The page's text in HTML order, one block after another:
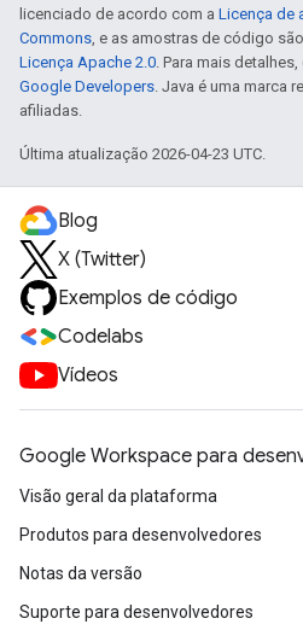
licenciado de acordo com a Licença de
Commons, e as amostras de código
Licença Apache 2.0. Para mais
Google Developers. Java é uma marca
afiliadas.
Última atualização 2026-04-23 UTC.
Blog
X (Twitter)
Exemplos de código
Codelabs
Vídeos
Google Workspace para
Visão geral da plataforma
Produtos para desenvolvedores
Notas da versão
Suporte para desenvolvedores